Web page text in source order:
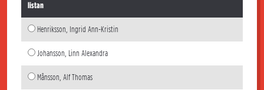
listan
Henriksson, Ingrid Ann-Kristin
Johansson, Linn Alexandra
Månsson, Alf Thomas